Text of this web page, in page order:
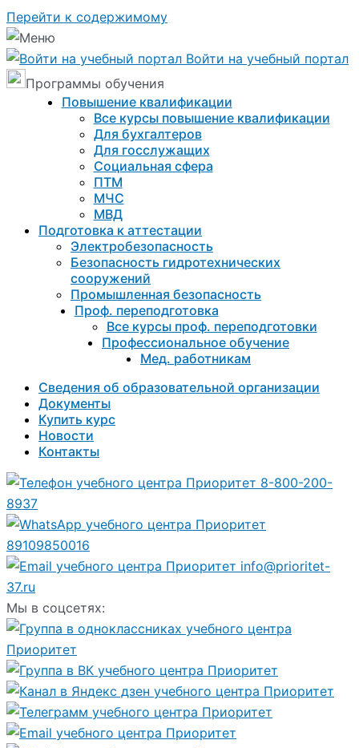
Перейти к содержимому
Войти на учебный портал
Программы обучения
Повышение квалификации
Все курсы повышение квалификации
Для бухгалтеров
Для госслужащих
Социальная сфера
ПТМ
МЧС
МВД
Подготовка к aттестации
Электробезопасность
Безопасность гидротехнических
сооружений
Промышленная безопасность
Проф. переподготовка
Все курсы проф. переподготовки
Профессиональное обучение
Мед. работникам
Сведения об образовательной организации
Документы
Купить курс
Новости
Контакты
8-800-200-
8937
89109850016
info@prioritet-
37.ru
Мы в соцсетях: